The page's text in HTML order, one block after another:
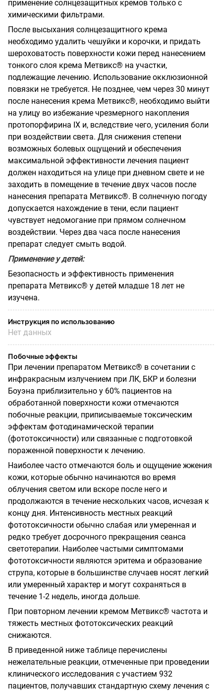
применение солнцезащитных кремов только с
химическими фильтрами.
После высыхания солнцезащитного крема
необходимо удалить чешуйки и корочки, и придать
шероховатость поверхности кожи перед нанесением
тонкого слоя крема Метвикс® на участки,
подлежащие лечению. Использование окклюзионной
повязки не требуется. Не позднее, чем через 30 минут
после нанесения крема Метвикс®, необходимо выйти
на улицу во избежание чрезмерного накопления
протопорфирина IX и, вследствие чего, усиления боли
при воздействии света. Для снижения степени
возможных болевых ощущений и обеспечения
максимальной эффективности лечения пациент
должен находиться на улице при дневном свете и не
заходить в помещение в течение двух часов после
нанесения препарата Метвикс®. В солнечную погоду
допускается нахождение в тени, если пациент
чувствует недомогание при прямом солнечном
воздействии. Через два часа после нанесения
препарат следует смыть водой.
Применение у детей:
Безопасность и эффективность применения
препарата Метвикс® у детей младше 18 лет не
изучена.
Инструкция по использованию
Нет данных
Побочные эффекты
При лечении препаратом Метвикс® в сочетании с
инфракрасным излучением при ЛК, БКР и болезни
Боуэна приблизительно у 60% пациентов на
обработанной поверхности кожи отмечаются
побочные реакции, приписываемые токсическим
эффектам фотодинамической терапии
(фототоксичности) или связанные с подготовкой
пораженной поверхности к лечению.
Наиболее часто отмечаются боль и ощущение жжения
кожи, которые обычно начинаются во время
облучения светом или вскоре после него и
продолжаются в течение нескольких часов, исчезая к
концу дня. Интенсивность местных реакций
фототоксичности обычно слабая или умеренная и
редко требует досрочного прекращения сеанса
светотерапии. Наиболее частыми симптомами
фототоксичности являются эритема и образование
струпа, которые в большинстве случаев носят легкий
или умеренный характер и могут сохраняться в
течение 1-2 недель, иногда дольше.
При повторном лечении кремом Метвикс® частота и
тяжесть местных фототоксических реакций
снижаются.
В приведенной ниже таблице перечислены
нежелательные реакции, отмеченные при проведении
клинического исследования с участием 932
пациентов, получавших стандартную схему лечения с